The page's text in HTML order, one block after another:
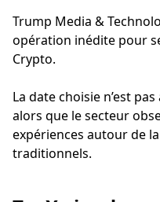
Trump Media &
opération inédite pour
Crypto.
La date choisie n’est
alors que le secteur
expériences autour de
traditionnels.